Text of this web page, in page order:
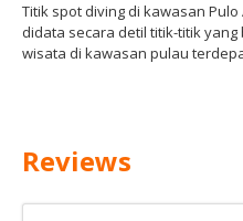
Titik spot diving di kawasan
didata secara detil titik-titik
wisata di kawasan pulau
Reviews